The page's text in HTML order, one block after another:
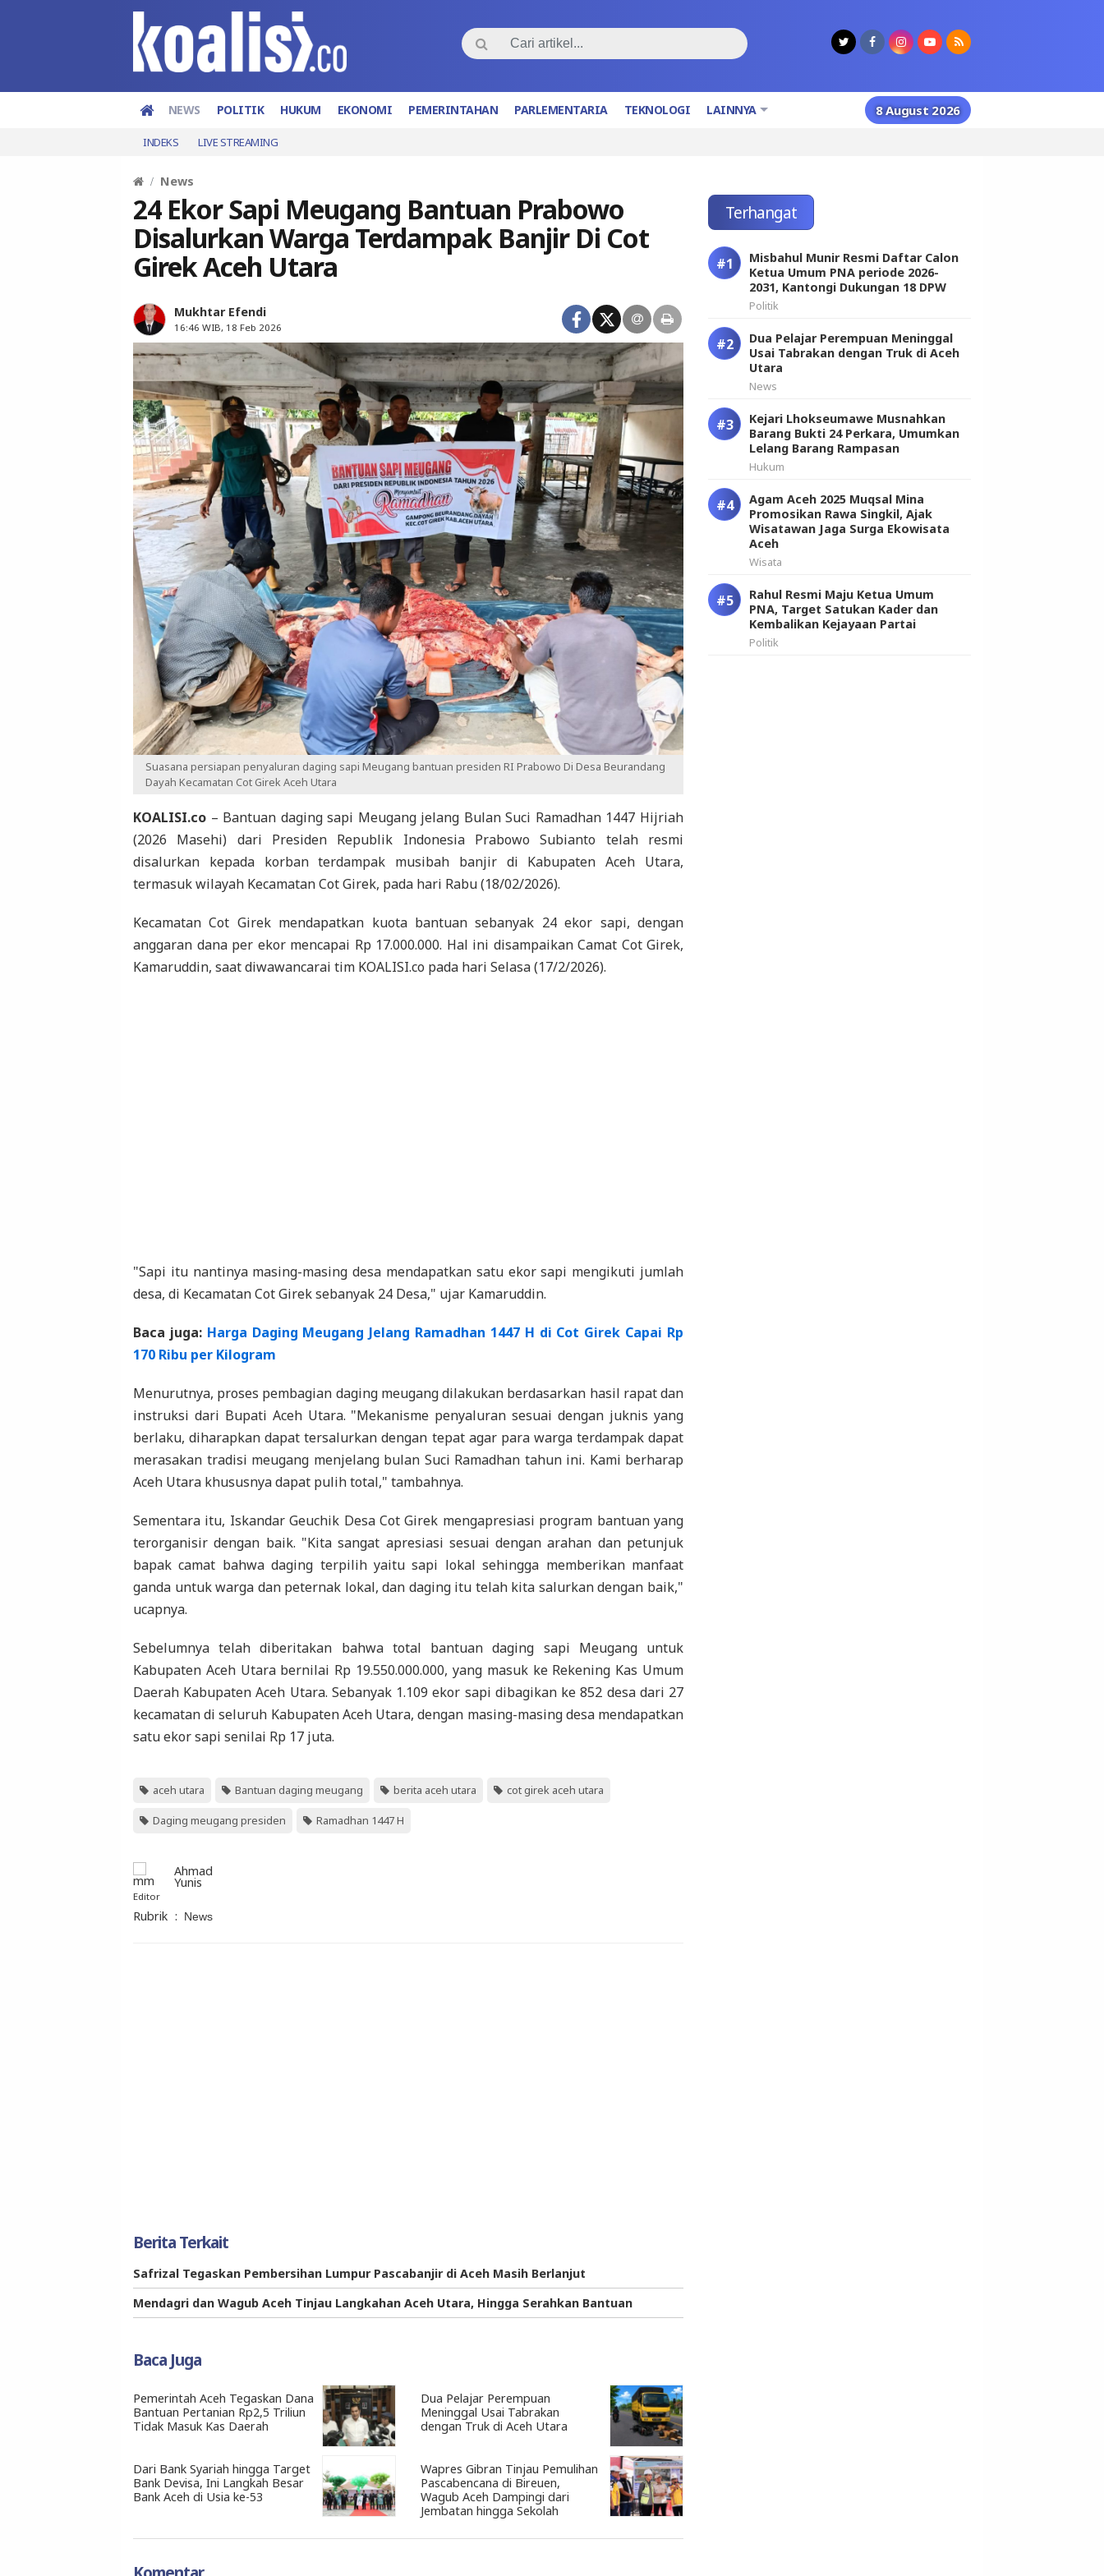
NEWS POLITIK HUKUM EKONOMI PEMERINTAHAN PARLEMENTARIA TEKNOLOGI LAINNYA 8 August 2026
INDEKS LIVE STREAMING
News
24 Ekor Sapi Meugang Bantuan Prabowo
Disalurkan Warga Terdampak Banjir Di Cot
Girek Aceh Utara
Mukhtar Efendi
16:46 WIB, 18 Feb 2026
Suasana persiapan penyaluran daging sapi Meugang bantuan presiden RI Prabowo Di Desa Beurandang
Dayah Kecamatan Cot Girek Aceh Utara
KOALISI.co – Bantuan daging sapi Meugang jelang Bulan Suci Ramadhan 1447 Hijriah
(2026 Masehi) dari Presiden Republik Indonesia Prabowo Subianto telah resmi
disalurkan kepada korban terdampak musibah banjir di Kabupaten Aceh Utara,
termasuk wilayah Kecamatan Cot Girek, pada hari Rabu (18/02/2026).
Kecamatan Cot Girek mendapatkan kuota bantuan sebanyak 24 ekor sapi, dengan
anggaran dana per ekor mencapai Rp 17.000.000. Hal ini disampaikan Camat Cot Girek,
Kamaruddin, saat diwawancarai tim KOALISI.co pada hari Selasa (17/2/2026).
"Sapi itu nantinya masing-masing desa mendapatkan satu ekor sapi mengikuti jumlah
desa, di Kecamatan Cot Girek sebanyak 24 Desa," ujar Kamaruddin.
Baca juga: Harga Daging Meugang Jelang Ramadhan 1447 H di Cot Girek Capai Rp
170 Ribu per Kilogram
Menurutnya, proses pembagian daging meugang dilakukan berdasarkan hasil rapat dan
instruksi dari Bupati Aceh Utara. "Mekanisme penyaluran sesuai dengan juknis yang
berlaku, diharapkan dapat tersalurkan dengan tepat agar para warga terdampak dapat
merasakan tradisi meugang menjelang bulan Suci Ramadhan tahun ini. Kami berharap
Aceh Utara khususnya dapat pulih total," tambahnya.
Sementara itu, Iskandar Geuchik Desa Cot Girek mengapresiasi program bantuan yang
terorganisir dengan baik. "Kita sangat apresiasi sesuai dengan arahan dan petunjuk
bapak camat bahwa daging terpilih yaitu sapi lokal sehingga memberikan manfaat
ganda untuk warga dan peternak lokal, dan daging itu telah kita salurkan dengan baik,"
ucapnya.
Sebelumnya telah diberitakan bahwa total bantuan daging sapi Meugang untuk
Kabupaten Aceh Utara bernilai Rp 19.550.000.000, yang masuk ke Rekening Kas Umum
Daerah Kabupaten Aceh Utara. Sebanyak 1.109 ekor sapi dibagikan ke 852 desa dari 27
kecamatan di seluruh Kabupaten Aceh Utara, dengan masing-masing desa mendapatkan
satu ekor sapi senilai Rp 17 juta.
aceh utara Bantuan daging meugang berita aceh utara cot girek aceh utara
Daging meugang presiden Ramadhan 1447 H
Ahmad
Yunis
Editor
Rubrik : News
Berita Terkait
Safrizal Tegaskan Pembersihan Lumpur Pascabanjir di Aceh Masih Berlanjut
Mendagri dan Wagub Aceh Tinjau Langkahan Aceh Utara, Hingga Serahkan Bantuan
Baca Juga
Pemerintah Aceh Tegaskan Dana
Bantuan Pertanian Rp2,5 Triliun
Tidak Masuk Kas Daerah
Dua Pelajar Perempuan
Meninggal Usai Tabrakan
dengan Truk di Aceh Utara
Dari Bank Syariah hingga Target
Bank Devisa, Ini Langkah Besar
Bank Aceh di Usia ke-53
Wapres Gibran Tinjau Pemulihan
Pascabencana di Bireuen,
Wagub Aceh Dampingi dari
Jembatan hingga Sekolah
Terhangat
Misbahul Munir Resmi Daftar Calon
Ketua Umum PNA periode 2026-
2031, Kantongi Dukungan 18 DPW
Politik
Dua Pelajar Perempuan Meninggal
Usai Tabrakan dengan Truk di Aceh
Utara
News
Kejari Lhokseumawe Musnahkan
Barang Bukti 24 Perkara, Umumkan
Lelang Barang Rampasan
Hukum
Agam Aceh 2025 Muqsal Mina
Promosikan Rawa Singkil, Ajak
Wisatawan Jaga Surga Ekowisata
Aceh
Wisata
Rahul Resmi Maju Ketua Umum
PNA, Target Satukan Kader dan
Kembalikan Kejayaan Partai
Politik